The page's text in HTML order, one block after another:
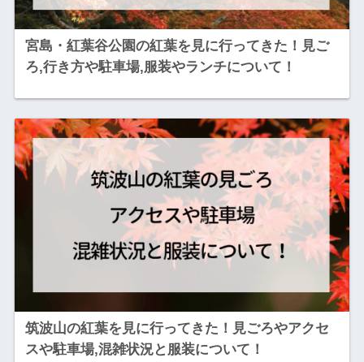
宮島・紅葉谷公園の紅葉を見に行ってきた！見ご
ろ,行き方や駐車場,服装やランチについて！
筑波山の紅葉を見に行ってきた！見ごろやアクセ
スや駐車場,混雑状況と服装について！